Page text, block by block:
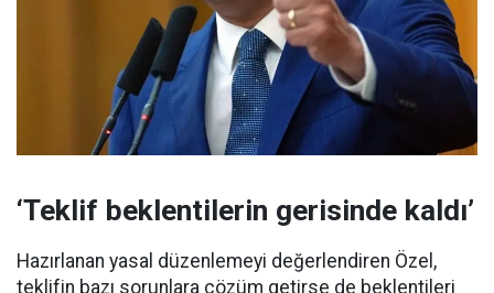
‘Teklif beklentilerin gerisinde kaldı’
Hazırlanan yasal düzenlemeyi değerlendiren Özel,
teklifin bazı sorunlara çözüm getirse de beklentileri